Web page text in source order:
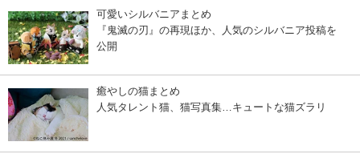
可愛いシルバニアまとめ
『鬼滅の刃』の再現ほか、人気のシルバニア投稿を
公開
癒やしの猫まとめ
人気タレント猫、猫写真集…キュートな猫ズラリ